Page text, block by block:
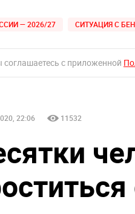
— 2026/27 СИТУАЦИЯ С
с приложенной
22:06 11532